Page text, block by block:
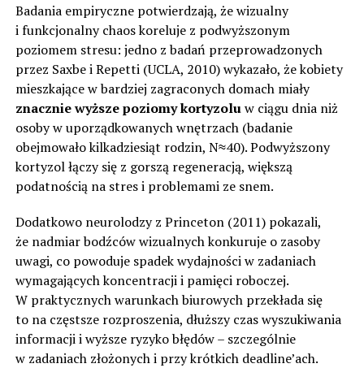
Badania empiryczne potwierdzają, że wizualny
i funkcjonalny chaos koreluje z podwyższonym
poziomem stresu: jedno z badań przeprowadzonych
przez Saxbe i Repetti (UCLA, 2010) wykazało, że kobiety
mieszkające w bardziej zagraconych domach miały
znacznie wyższe poziomy kortyzoluw ciągu dnia niż
osoby w uporządkowanych wnętrzach (badanie
obejmowało kilkadziesiąt rodzin, N≈40). Podwyższony
kortyzol łączy się z gorszą regeneracją, większą
podatnością na stres i problemami ze snem.
Dodatkowo neurolodzy z Princeton (2011) pokazali,
że nadmiar bodźców wizualnych konkuruje o zasoby
uwagi, co powoduje spadek wydajności w zadaniach
wymagających koncentracji i pamięci roboczej.
W praktycznych warunkach biurowych przekłada się
to na częstsze rozproszenia, dłuższy czas wyszukiwania
informacji i wyższe ryzyko błędów – szczególnie
w zadaniach złożonych i przy krótkich deadline’ach.